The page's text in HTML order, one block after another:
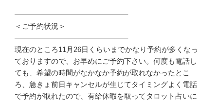
———————————————–
＜ご予約状況＞
———————————————–
現在のところ11月26日くらいまでかなり予約が多くなっ
ておりますので、お早めにご予約下さい。何度も電話し
ても、希望の時間がなかなか予約が取れなかったとこ
ろ、急きょ前日キャンセルが生じてタイミングよく電話
で予約が取れたので、有給休暇を取ってタロット占いに